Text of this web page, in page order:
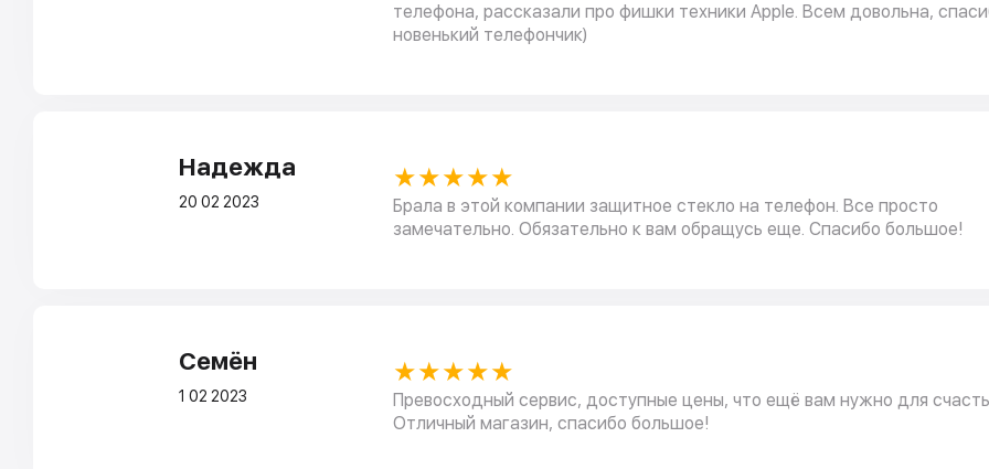
телефона, рассказали про фишки техники Apple. Всем довольна,
новенький телефончик)
Надежда
20 02 2023
★★★★★
Брала в этой компании защитное стекло на телефон. Все просто
замечательно. Обязательно к вам обращусь еще. Спасибо большое!
Семён
1 02 2023
★★★★★
Превосходный сервис, доступные цены, что ещё вам нужно для
Отличный магазин, спасибо большое!